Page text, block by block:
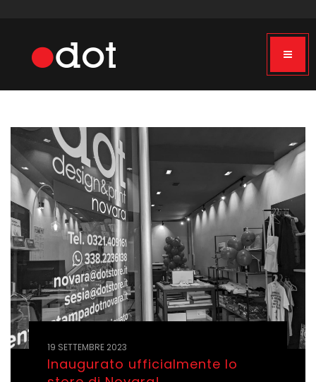
19 SETTEMBRE 2023
Inaugurato ufficialmente lo